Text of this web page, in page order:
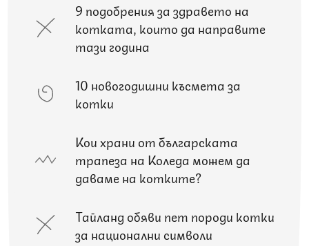
9 подобрения за здравето на
котката, които да направите
тази година
10 новогодишни късмета за
котки
Кои храни от българската
трапеза на Коледа можем да
даваме на котките?
Тайланд обяви пет породи котки
за национални символи